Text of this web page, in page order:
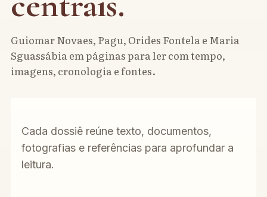
Guiomar Novaes, Pagu, Orides Fontela e Maria
Sguassábia em páginas para ler com tempo,
imagens, cronologia e fontes.
Cada dossiê reúne texto, documentos,
fotografias e referências para aprofundar a
leitura.